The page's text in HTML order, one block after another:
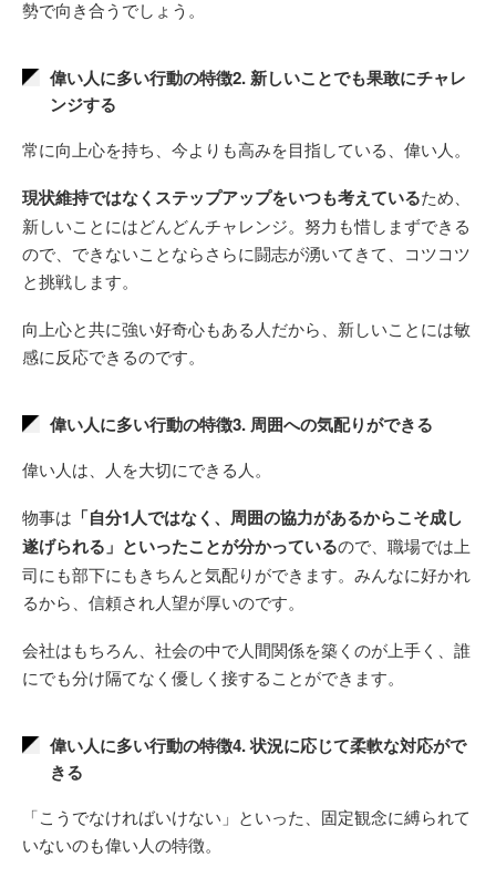
勢で向き合うでしょう。
偉い人に多い行動の特徴2. 新しいことでも果敢にチャレ
ンジする
常に向上心を持ち、今よりも高みを目指している、偉い人。
現状維持ではなくステップアップをいつも考えているため、
新しいことにはどんどんチャレンジ。努力も惜しまずできる
ので、できないことならさらに闘志が湧いてきて、コツコツ
と挑戦します。
向上心と共に強い好奇心もある人だから、新しいことには敏
感に反応できるのです。
偉い人に多い行動の特徴3. 周囲への気配りができる
偉い人は、人を大切にできる人。
物事は 「自分1人ではなく、周囲の協力があるからこそ成し
遂げられる」といったことが分かっているので、職場では上
司にも部下にもきちんと気配りができます。みんなに好かれ
るから、信頼され人望が厚いのです。
会社はもちろん、社会の中で人間関係を築くのが上手く、誰
にでも分け隔てなく優しく接することができます。
偉い人に多い行動の特徴4. 状況に応じて柔軟な対応がで
きる
「こうでなければいけない」といった、固定観念に縛られて
いないのも偉い人の特徴。